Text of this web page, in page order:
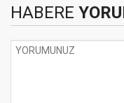
HABERE